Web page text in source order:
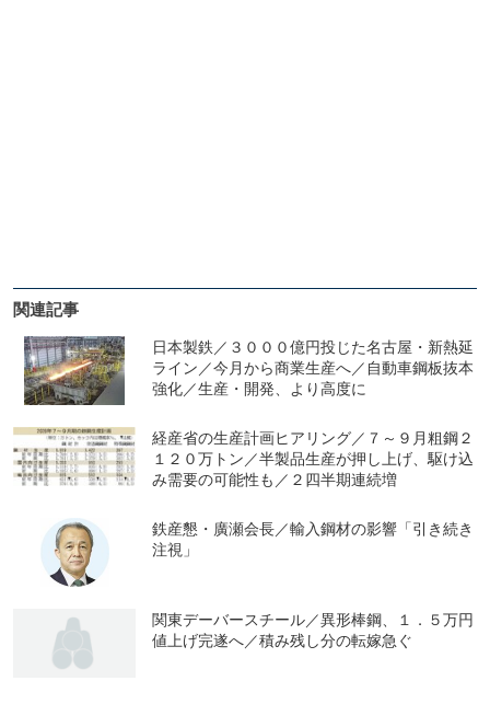
関連記事
日本製鉄／３０００億円投じた名古屋・新熱延
ライン／今月から商業生産へ／自動車鋼板抜本
強化／生産・開発、より高度に
経産省の生産計画ヒアリング／７～９月粗鋼２
１２０万トン／半製品生産が押し上げ、駆け込
み需要の可能性も／２四半期連続増
鉄産懇・廣瀬会長／輸入鋼材の影響「引き続き
注視」
関東デーバースチール／異形棒鋼、１．５万円
値上げ完遂へ／積み残し分の転嫁急ぐ